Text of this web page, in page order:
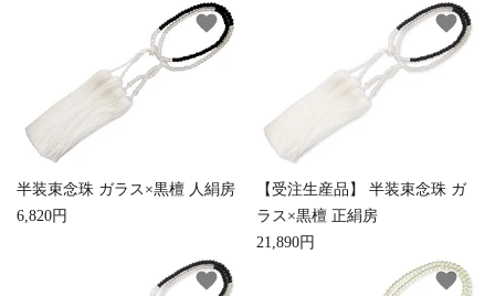
半装束念珠 ガラス×黒檀 人絹房
6,820円
favorite
【受注生産品】 半装束念珠 ガ
ラス×黒檀 正絹房
21,890円
favorite
favorite favorite